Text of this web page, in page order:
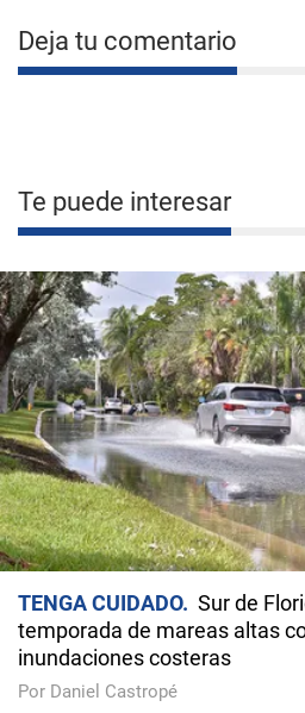
Deja tu comentario
Te puede interesar
TENGA CUIDADO
Sur de
temporada de mareas altas
inundaciones costeras
Por Daniel Castropé